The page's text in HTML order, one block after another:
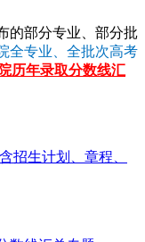
的部分专业、部分批
全专业、全批次高考
历年录取分数线汇
招生计划、章程、